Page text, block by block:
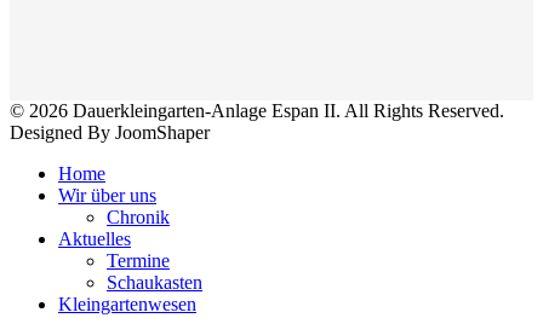
© 2026 Dauerkleingarten-Anlage Espan II. All Rights Reserved.
Designed By JoomShaper
Home
Wir über uns
Chronik
Aktuelles
Termine
Schaukasten
Kleingartenwesen